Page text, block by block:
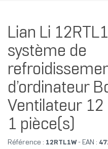
Lian Li
système de
d’ordinateur
Ventilateur 12
1 pièce(s)
Référence : 12RTL1W- EAN :